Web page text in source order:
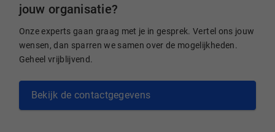
jouw organisatie?
Onze experts gaan graag met je in gesprek. Vertel ons jouw
wensen, dan sparren we samen over de mogelijkheden.
Geheel vrijblijvend.
Bekijk de contactgegevens